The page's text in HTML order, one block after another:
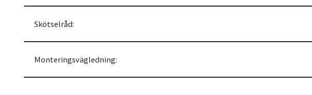
Skötselråd:
Monteringsvägledning: